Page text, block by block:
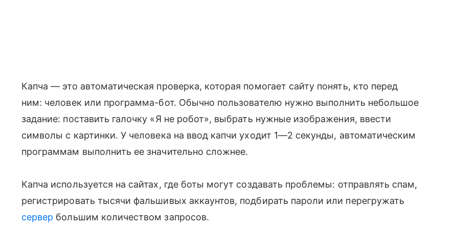
Капча — это автоматическая проверка, которая помогает сайту понять, кто перед
ним: человек или программа-бот. Обычно пользователю нужно выполнить небольшое
задание: поставить галочку «Я не робот», выбрать нужные изображения, ввести
символы с картинки. У человека на ввод капчи уходит 1—2 секунды, автоматическим
программам выполнить ее значительно сложнее.
Капча используется на сайтах, где боты могут создавать проблемы: отправлять спам,
регистрировать тысячи фальшивых аккаунтов, подбирать пароли или перегружать
сервер большим количеством запросов.